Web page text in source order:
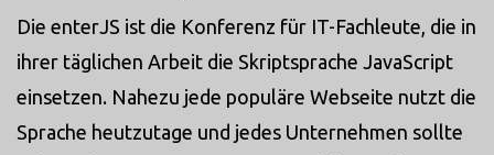
Die enterJS ist die Konferenz für IT-Fachleute, die in
ihrer täglichen Arbeit die Skriptsprache JavaScript
einsetzen. Nahezu jede populäre Webseite nutzt die
Sprache heutzutage und jedes Unternehmen sollte